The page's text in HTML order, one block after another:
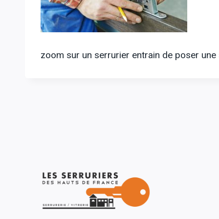
zoom sur un serrurier entrain de poser